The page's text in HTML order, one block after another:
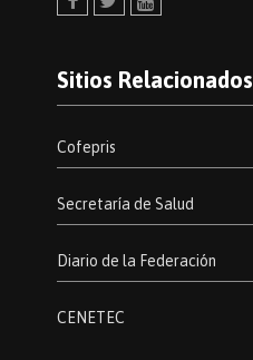
Sitios Relacionados
Cofepris
Secretaría de Salud
Diario de la Federación
CENETEC